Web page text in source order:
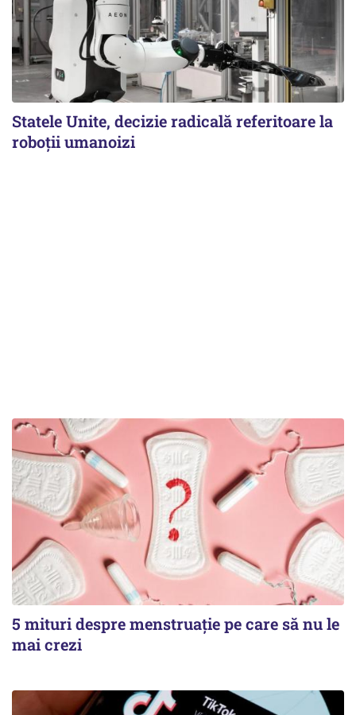
Statele Unite, decizie radicală referitoare la
roboții umanoizi
5 mituri despre menstruație pe care să nu le
mai crezi